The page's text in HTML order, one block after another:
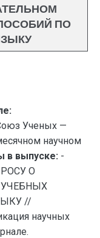
ПО
Ученых —
научном
в выпуске: -
О
//
научных